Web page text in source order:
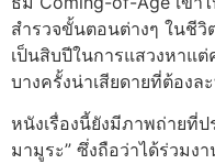
สำรวจขั้นตอนต่างๆ ในชีวิ
เป็นสิบปีในการแสวงหาแ
บางครั้งน่าเสียดายที่ต้องล
หนังเรื่องนี้ยังมีภาพถ่ายที่
มามูระ” ซึ่งถือว่าได้ร่วมง